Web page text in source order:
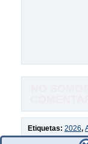
Etiquetas: 2026,
Audition,Adobe